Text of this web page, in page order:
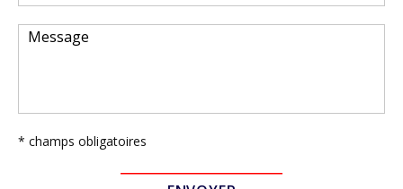
* champs obligatoires